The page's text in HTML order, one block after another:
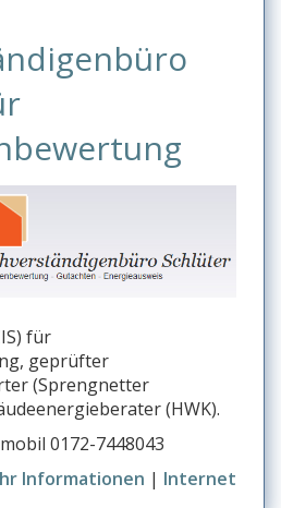
für
geprüfter
(Sprengnetter
(HWK).
0172-7448043
Informationen | Internet